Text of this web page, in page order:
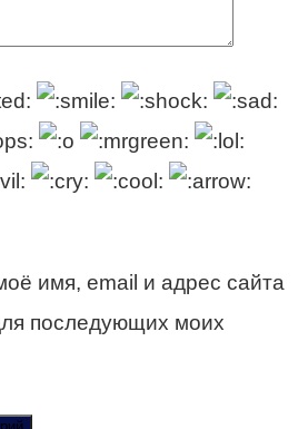
имя, email и адрес сайта
последующих моих